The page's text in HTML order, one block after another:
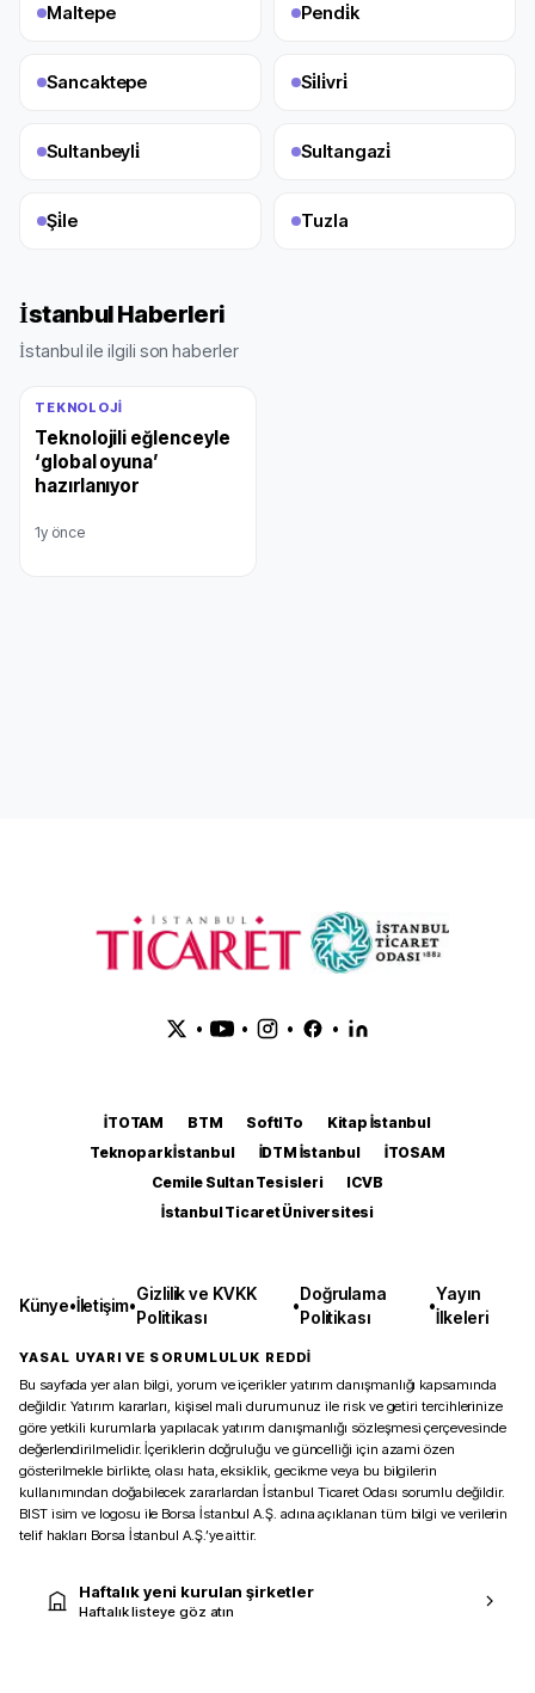
Maltepe Pendi̇k
Sancaktepe Si̇li̇vri̇
Sultanbeyli̇ Sultangazi̇
Şi̇le Tuzla
İstanbul Haberleri
İstanbul ile ilgili son haberler
TEKNOLOJI
Teknolojili eğlenceyle
‘global oyuna’
hazırlanıyor
1y önce
• • • •
İTOTAM BTM SoftITo
Kitap İstanbul
Teknopark İstanbul
İDTM İstanbul
İTOSAM
Cemile Sultan Tesisleri
ICVB
İstanbul Ticaret Üniversitesi
Künye•İletişim•
Gizlilik ve KVKK
Politikası
•
Doğrulama
Politikası
•
Yayın
İlkeleri
YASAL UYARI VE SORUMLULUK REDDİ
Bu sayfada yer alan bilgi, yorum ve içerikler yatırım danışmanlığı kapsamında
değildir. Yatırım kararları, kişisel mali durumunuz ile risk ve getiri tercihlerinize
göre yetkili kurumlarla yapılacak yatırım danışmanlığı sözleşmesi çerçevesinde
değerlendirilmelidir. İçeriklerin doğruluğu ve güncelliği için azami özen
gösterilmekle birlikte, olası hata, eksiklik, gecikme veya bu bilgilerin
kullanımından doğabilecek zararlardan İstanbul Ticaret Odası sorumlu değildir.
BIST isim ve logosu ile Borsa İstanbul A.Ş. adına açıklanan tüm bilgi ve verilerin
telif hakları Borsa İstanbul A.Ş.’ye aittir.
Haftalık yeni kurulan şirketler
Haftalık listeye göz atın